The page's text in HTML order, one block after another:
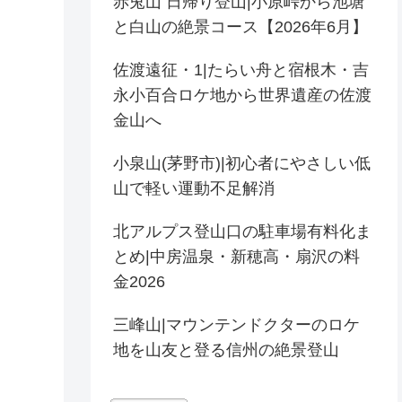
と白山の絶景コース【2026年6月】
佐渡遠征・1|たらい舟と宿根木・吉
永小百合ロケ地から世界遺産の佐渡
金山へ
小泉山(茅野市)|初心者にやさしい低
山で軽い運動不足解消
北アルプス登山口の駐車場有料化ま
とめ|中房温泉・新穂高・扇沢の料
金2026
三峰山|マウンテンドクターのロケ
地を山友と登る信州の絶景登山